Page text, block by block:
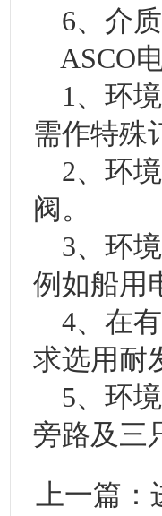
6、介质
ASCO
1、环境
需作特殊
2、环境
阀。
3、环境
例如船用
4、在有
求选用耐
5、环境
旁路及三
上一篇：